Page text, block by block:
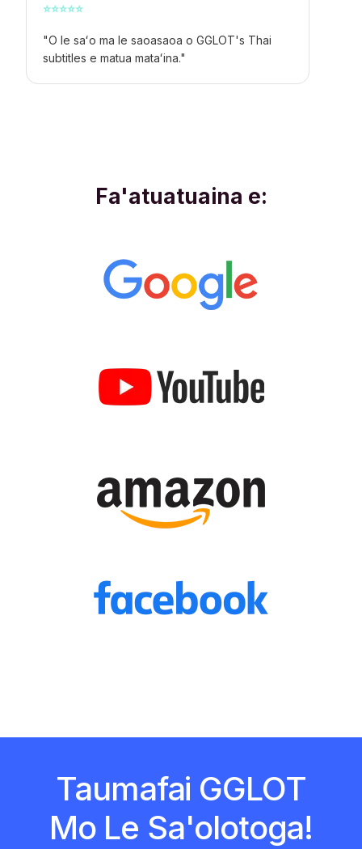
⭐⭐⭐⭐⭐
"O le saʻo ma le saoasaoa o GGLOT's Thai
subtitles e matua mataʻina."
Fa'atuatuaina e:
Taumafai GGLOT
Mo Le Sa'olotoga!